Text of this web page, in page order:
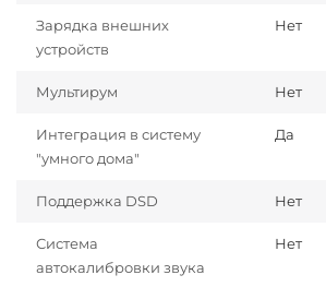
Зарядка внешних
устройств
Нет
Мультирум Нет
Интеграция в систему
"умного дома"
Да
Поддержка DSD Нет
Система
автокалибровки звука
Нет